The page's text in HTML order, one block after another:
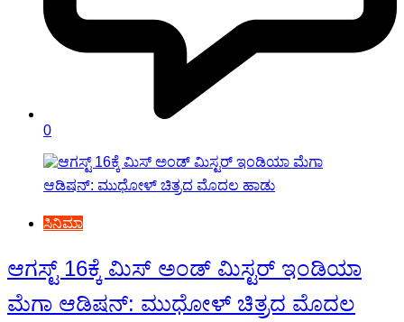
0
ಸಿನಿಮಾ
ಆಗಸ್ಟ್ 16ಕ್ಕೆ ಮಿಸ್ ಅಂಡ್ ಮಿಸ್ಟರ್ ಇಂಡಿಯಾ
ಮೆಗಾ ಆಡಿಷನ್: ಮುಧೋಳ್ ಚಿತ್ರದ ಮೊದಲ